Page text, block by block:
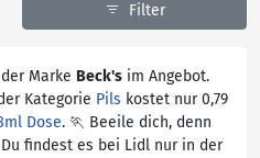
Filter
der Marke Beck's im Angebot.
Kategorie Pils kostet nur 0,79
Dose. 🏃 Beeile dich, denn
findest es bei Lidl nur in der